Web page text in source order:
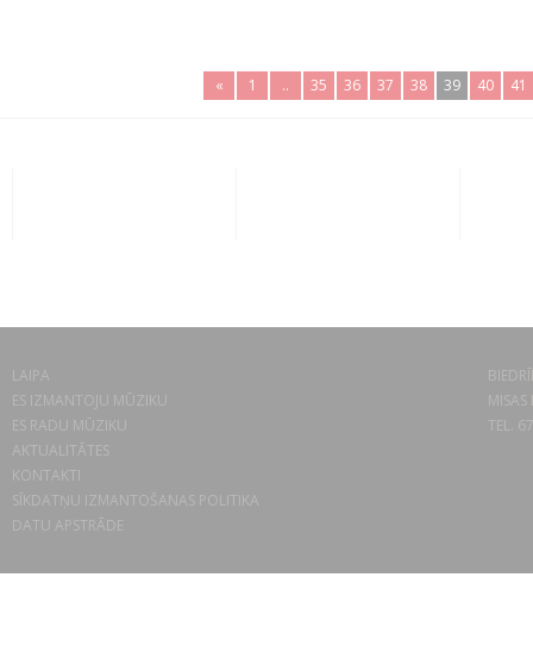
« 1 .. 35 36 37 38 39 40 41
LAIPA
ES IZMANTOJU MŪZIKU
ES RADU MŪZIKU
AKTUALITĀTES
KONTAKTI
SĪKDATŅU IZMANTOŠANAS POLITIKA
DATU APSTRĀDE
TEL.